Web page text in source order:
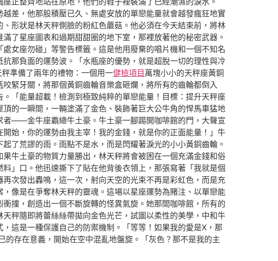
差，他那股積壓已久、無處安放的單戀能量就會越發瘋狂地實
形狀是林天秤側臉的粉紅色蘑菇。他必須在今天結束前，將林
了星座圖表和過期甜甜圈的地下室，那裡放著他的秘密武器。
女座勿碰」等警告標籤。這是他用廢棄的唱片機和一個不知名
那負面的運勢波。「水瓶座的優勢，就是超脫一切的理性與冷
準備了兩年的禮物：一個用一健檢項目 萬塊小小的天秤座黃銅
緊牙關，將那個黃銅齒輪音樂盒砸爛，將所有的齒輪都倒入
「能量超載！檢測到極致純粹的單戀能量！目標：提升天秤座
的一瞬間，一輛塗滿了金色、裝飾著巨大公牛角的悍馬車猛地
者——金牛座霸總牛土豪。牛土豪一腳踢開咖啡館的門，大聲宣
始，你的運勢由我主宰！我的金錢，就是你的正面能量！」牛
了荒謬的雨。雨點不是水，而是閃耀著淚光的小小黃銅齒輪。
牛土豪的物質力量勝出，林天秤將會被困在一個充滿金錢和俗
」口。他迅速撕下了貼在他背後衣領上，那張寫著「我就是個
次發出轟鳴，這一次，射向天空的光束不再是彩虹色，而是充
像是在爭奪林天秤的靈魂。這場以星座運勢為賭注、以單戀能
撞，創造出一個不斷旋轉的怪異氣旋。她那間咖啡館，所有的
秤隨即將蕾絲絲帶拋向金色光芒，試圖以柔性的美學，中和牛
這是一種保護自己的防禦機制。「等等！如果我的愛是X，那
存在意義，開始在空中混亂地盤旋。「灰色？那不是我的主